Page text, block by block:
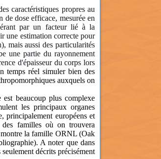
caractéristiques propres au
dose efficace, mesurée en
par un facteur lié à la
une estimation correcte pour
mais aussi des particularités
une partie du rayonnement
d'épaisseur du corps lors
temps réel simuler bien des
auxquels on
beaucoup plus complexe
les principaux organes
principalement européens et
des familles où on trouvera
la famille ORNL (Oak
A noter que dans
décrits précisément